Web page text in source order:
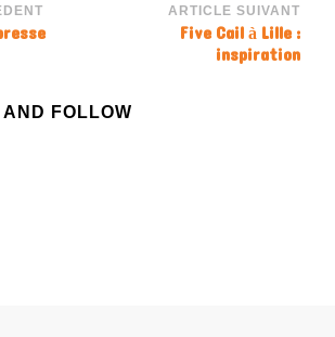
ARTICLE SUIVANT
Five Cail à Lille :
inspiration
FOLLOW